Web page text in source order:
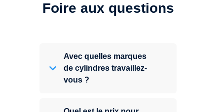
Foire aux questions
Avec quelles marques
de cylindres travaillez-
vous ?